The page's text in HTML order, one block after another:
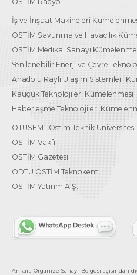
İş ve İnşaat Makineleri
OSTİM Savunma ve Havacılık
OSTİM Medikal Sanayi
Yenilenebilir Enerji ve Çevre
Anadolu Raylı Ulaşım Sistemleri
Kauçuk Teknolojileri Kümelenmesi
Haberleşme Teknolojileri
OTÜSEM | Ostim Teknik Üniversitesi
OSTİM Vakfı
OSTİM Gazetesi
ODTÜ OSTİM Teknokent
OSTİM Yatırım A.Ş.
Ankara Organize Sanayi Bölgesi açısından